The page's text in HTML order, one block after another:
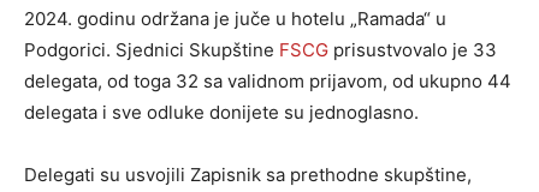
2024. godinu održana je juče u hotelu „Ramada“ u
Podgorici. Sjednici Skupštine FSCG prisustvovalo je 33
delegata, od toga 32 sa validnom prijavom, od ukupno 44
delegata i sve odluke donijete su jednoglasno.
Delegati su usvojili Zapisnik sa prethodne skupštine,